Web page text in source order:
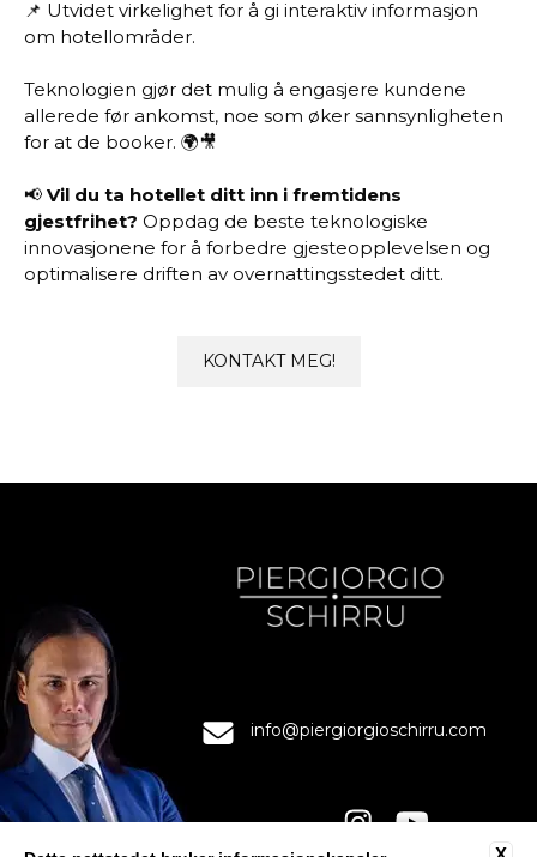
📌 Utvidet virkelighet for å gi interaktiv informasjon
om hotellområder.
Teknologien gjør det mulig å engasjere kundene
allerede før ankomst, noe som øker sannsynligheten
for at de booker. 🌍🎥
📢 Vil du ta hotellet ditt inn i fremtidens
gjestfrihet? Oppdag de beste teknologiske
innovasjonene for å forbedre gjesteopplevelsen og
optimalisere driften av overnattingsstedet ditt.
KONTAKT MEG!
info@piergiorgioschirru.com